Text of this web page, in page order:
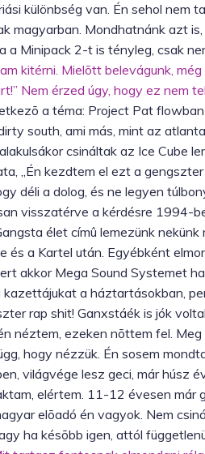
különbség van. Én sehol nem
magyarban. Mondhatnánk azt
a Minipack 2-t is tényleg, csak
kitérni. Mielõtt belevágunk,
Nem érzed úgy, hogy ez nem
a téma: Project Pat
south, ami más, mint az
csináltak az Ice Cube
„Én kezdtem el ezt a
déli a dolog, és ne legyen
visszatérve a kérdésre 1994-
élet címû lemezünk
és a Kartel után. Egyébként
akkor Mega Sound Systemet
a háztartásokban,
rap shit! Ganxstáék is jók
néztem, ezeken nõttem fel.
hogy nézzük. Én sosem
világvége lesz geci, már húsz
elértem. 11-12 évesen már
elõadó én vagyok. Nem
ha késõbb igen, attól